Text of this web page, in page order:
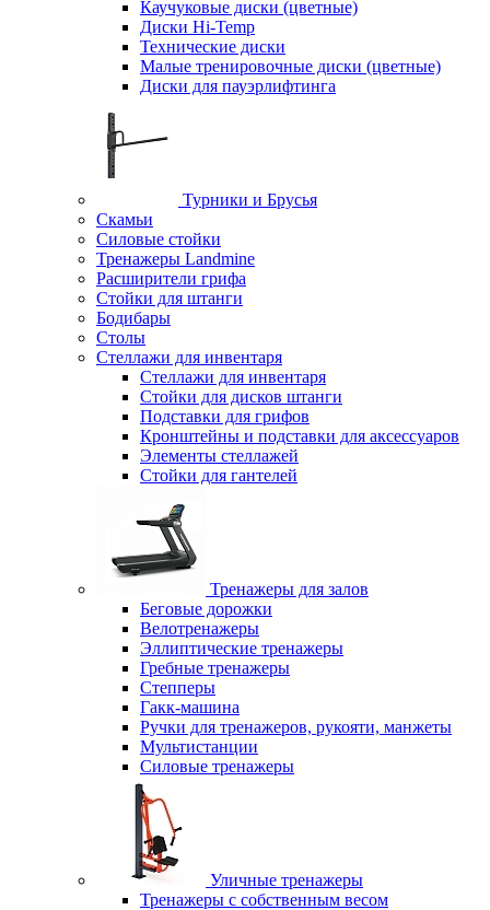
Каучуковые диски (цветные)
Диски Hi-Temp
Технические диски
Малые тренировочные диски (цветные)
Диски для пауэрлифтинга
Турники и Брусья
Скамьи
Силовые стойки
Тренажеры Landmine
Расширители грифа
Стойки для штанги
Бодибары
Столы
Стеллажи для инвентаря
Стеллажи для инвентаря
Стойки для дисков штанги
Подставки для грифов
Кронштейны и подставки для аксессуаров
Элементы стеллажей
Стойки для гантелей
Тренажеры для залов
Беговые дорожки
Велотренажеры
Эллиптические тренажеры
Гребные тренажеры
Степперы
Гакк-машина
Ручки для тренажеров, рукояти, манжеты
Мультистанции
Силовые тренажеры
Уличные тренажеры
Тренажеры с собственным весом